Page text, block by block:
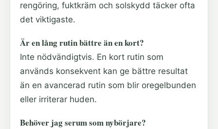
rengöring, fuktkräm och solskydd täcker ofta
det viktigaste.
Är en lång rutin bättre än en kort?
Inte nödvändigtvis. En kort rutin som
används konsekvent kan ge bättre resultat
än en avancerad rutin som blir oregelbunden
eller irriterar huden.
Behöver jag serum som nybörjare?